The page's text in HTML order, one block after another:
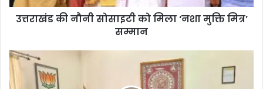
उत्तराखंड की नौनी सोसाइटी को मिला ‘नशा मुक्ति मित्र’
सम्मान